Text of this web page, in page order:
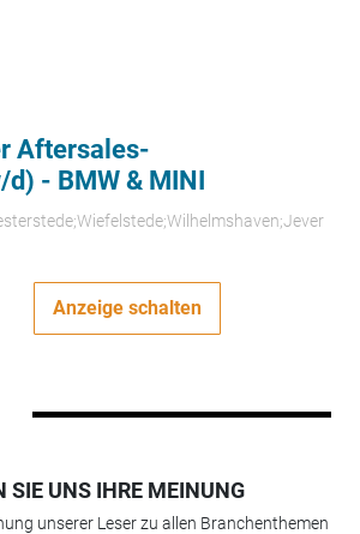
Aftersales-
- BMW & MINI
Anzeige schalten
SIE UNS IHRE MEINUNG
unserer Leser zu allen Branchenthemen